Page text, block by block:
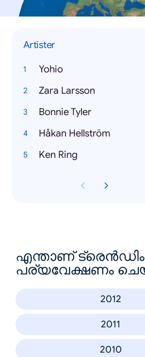
Artister
Yohio
Zara Larsson
Bonnie Tyler
Håkan Hellström
Ken Ring
എന്താണ്
പര്യവേക്ഷണം
2012
2011
2010